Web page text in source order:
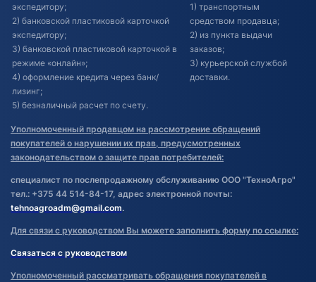
экспедитору;
2) банковской пластиковой карточкой
экспедитору;
3) банковской пластиковой карточкой в
режиме «онлайн»;
4) оформление кредита через банк/
лизинг;
5) безналичный расчет по счету.
1) транспортным
средством продавца;
2) из пункта выдачи
заказов;
3) курьерской службой
доставки.
Уполномоченный продавцом на рассмотрение обращений
покупателей о нарушении их прав, предусмотренных
законодательством о защите прав потребителей:
специалист по послепродажному обслуживанию ООО "ТехноАгро"
тел.: +375 44 514-84-17, адрес электронной почты:
tehnoagroadm@gmail.com.
Для связи с руководством Вы можете заполнить форму по ссылке:
Связаться с руководством
Уполномоченный рассматривать обращения покупателей в